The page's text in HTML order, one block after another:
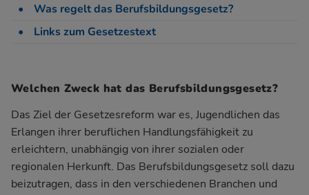
Was regelt das Berufsbildungsgesetz?
Links zum Gesetzestext
Welchen Zweck hat das Berufsbildungsgesetz?
Das Ziel der Gesetzesreform war es, Jugendlichen das
Erlangen ihrer beruflichen Handlungsfähigkeit zu
erleichtern, unabhängig von ihrer sozialen oder
regionalen Herkunft. Das Berufsbildungsgesetz soll dazu
beizutragen, dass in den verschiedenen Branchen und